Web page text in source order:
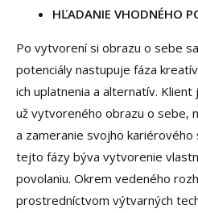
HĽADANIE VHODNÉHO
Po vytvorení si obrazu o sebe
potenciály nastupuje fáza
ich uplatnenia a alternatív.
už vytvoreného obrazu o sebe,
a zameranie svojho kariérového
tejto fázy býva vytvorenie
povolaniu. Okrem vedeného
prostredníctvom výtvarných